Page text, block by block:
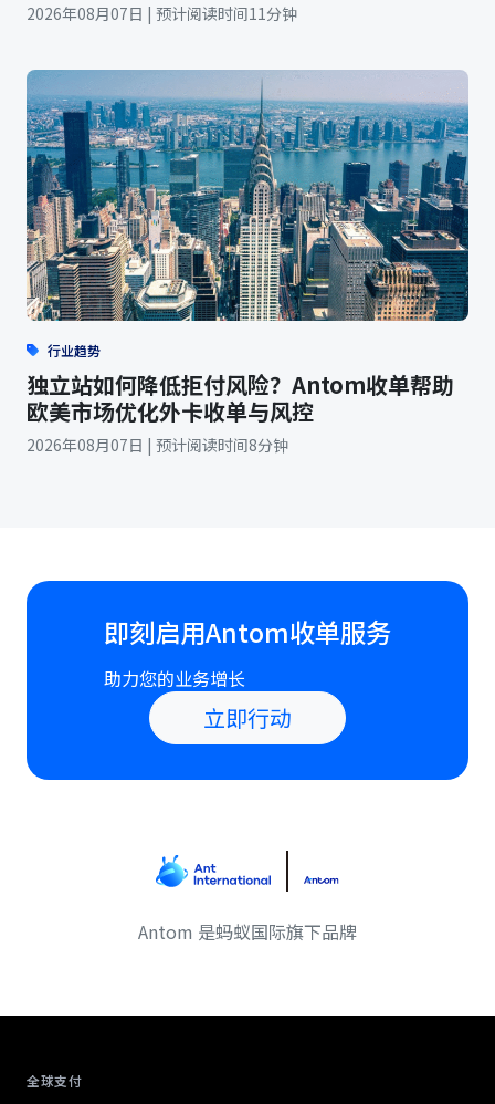
2026年08月07日 | 预计阅读时间11分钟
行业趋势
独立站如何降低拒付风险？Antom收单帮助
欧美市场优化外卡收单与风控
2026年08月07日 | 预计阅读时间8分钟
即刻启用Antom收单服务
助力您的业务增长
立即行动
Antom 是蚂蚁国际旗下品牌
全球支付